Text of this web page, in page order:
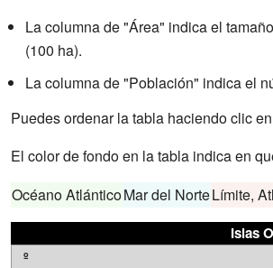
La columna de "Área" indica el
(100 ha).
La columna de "Población" indica el
Puedes ordenar la tabla haciendo clic
El color de fondo en la tabla indica en
Océano AtlánticoMar del NorteLímite,
Islas
º